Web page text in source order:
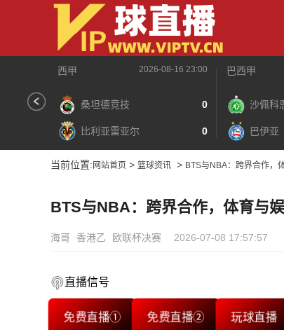
西甲 2026-08-16 23:00
桑坦德竞技 0
比利亚雷亚尔 0
巴西甲
沙佩科
巴伊亚
当前位置: 网站首页 > 篮球资讯 > BTS与NBA：跨界合作，
BTS与NBA：跨界合作，体育与
海哥 香港乙 欧联杯决赛 2026-07-08 17:57:57
直播信号
免费直播① 免费直播② 玩球直播